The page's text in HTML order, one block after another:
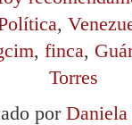
,
, finca,
Torres
por